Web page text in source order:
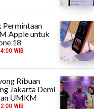
Apple untuk
18
WIB
Ribuan
Jakarta Demi
UMKM
WIB